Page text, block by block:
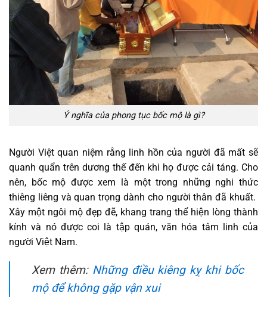
Ý nghĩa của phong tục bốc mộ là gì?
Người Việt quan niệm rằng linh hồn của người đã mất sẽ
quanh quẩn trên dương thế đến khi họ được cải táng. Cho
nên, bốc mộ được xem là một trong những nghi thức
thiêng liêng và quan trọng dành cho người thân đã khuất.
Xây một ngôi mộ đẹp đẽ, khang trang thể hiện lòng thành
kính và nó được coi là tập quán, văn hóa tâm linh của
người Việt Nam.
Xem thêm: Những điều kiêng kỵ khi bốc
mộ để không gặp vận xui